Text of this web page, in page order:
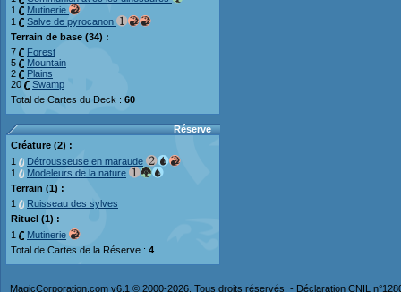
1
Mutinerie
1
Salve de pyrocanon
Terrain de base (34) :
7
Forest
5
Mountain
2
Plains
20
Swamp
Total de Cartes du Deck : 60
Réserve
Créature (2) :
1
Détrousseuse en maraude
1
Modeleurs de la nature
Terrain (1) :
1
Ruisseau des sylves
Rituel (1) :
1
Mutinerie
Total de Cartes de la Réserve : 4
MagicCorporation.com v6.1 © 2000-2026. Tous droits réservés. - Déclaration CNIL